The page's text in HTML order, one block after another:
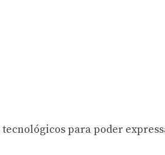
para poder